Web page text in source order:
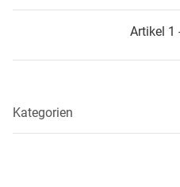
Artikel 1
Kategorien